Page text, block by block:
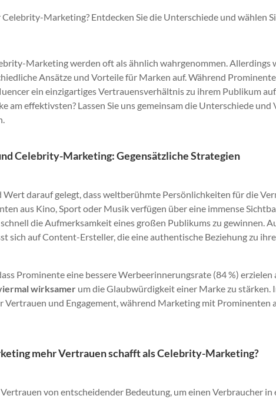
Marketing? Entdecken Sie die Unterschiede und wählen
Marketing werden oft als ähnlich wahrgenommen. Allerdings
Ansätze und Vorteile für Marken auf. Während
ein einzigartiges Vertrauensverhältnis zu ihrem Publikum
am effektivsten? Lassen Sie uns gemeinsam die Unterschiede und
Celebrity-Marketing: Gegensätzliche Strategien
darauf gelegt, dass weltberühmte Persönlichkeiten für die
aus Kino, Sport oder Musik verfügen über eine immense
die Aufmerksamkeit eines großen Publikums zu gewinnen.
sich auf Content-Ersteller, die eine authentische Beziehung zu
Prominente eine bessere Werbeerinnerungsrate (84 %)
wirksamer um die Glaubwürdigkeit einer Marke zu stärken.
Vertrauen und Engagement, während Marketing mit Prominenten
mehr Vertrauen schafft als Celebrity-Marketing?
von entscheidender Bedeutung, um einen Verbraucher in